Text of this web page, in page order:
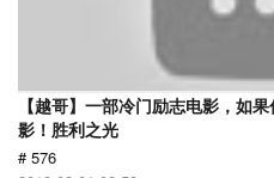
【越哥】一部冷门励志电影，如
影！胜利之光
# 576